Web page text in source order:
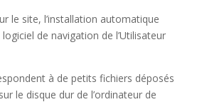
le site, l’installation automatique
logiciel de navigation de l’Utilisateur
à de petits fichiers déposés
le disque dur de l’ordinateur de